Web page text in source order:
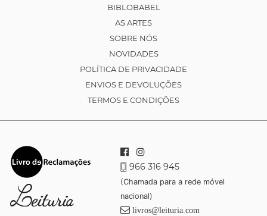
BIBLOBABEL
AS ARTES
SOBRE NÓS
NOVIDADES
POLÍTICA DE PRIVACIDADE
ENVIOS E DEVOLUÇÕES
TERMOS E CONDIÇÕES
966 316 945
(Chamada para a rede móvel
nacional)
livros@leituria.com